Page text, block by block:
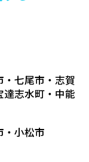
・七尾市・志賀
達志水町・中能
・小松市